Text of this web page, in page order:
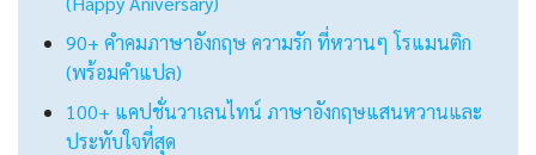
90+ คําคมภาษาอังกฤษ ความรัก ที่หวานๆ โรแมนติก
(พร้อมคำแปล)
100+ แคปชั่นวาเลนไทน์ ภาษาอังกฤษแสนหวานและ
ประทับใจที่สุด